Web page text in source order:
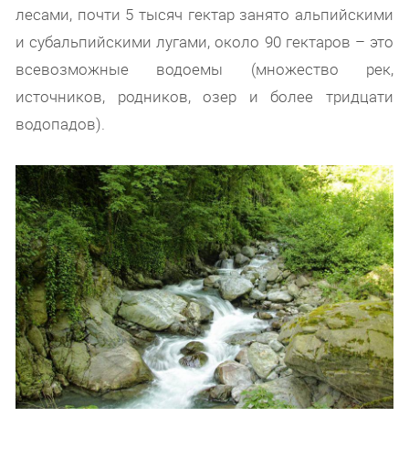
лесами, почти 5 тысяч гектар занято альпийскими
и субальпийскими лугами, около 90 гектаров – это
всевозможные водоемы (множество рек,
источников, родников, озер и более тридцати
водопадов).